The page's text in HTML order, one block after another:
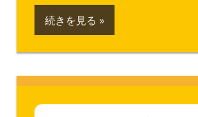
続きを見る